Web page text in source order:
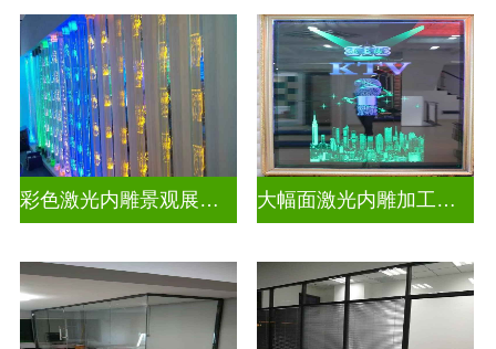
彩色激光内雕景观展示发光玻璃 大幅面激光内雕加工生产